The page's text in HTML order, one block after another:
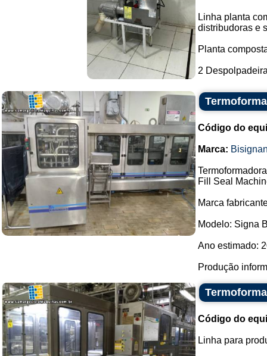
Linha planta
distribudoras e
Planta
2
Código do
Marca:
Fill Seal
Marca
Modelo: Signa
Ano estimado:
Produção
Código do
Linha para